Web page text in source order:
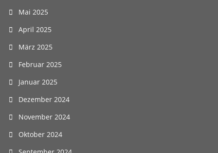
Mai 2025
April 2025
März 2025
Februar 2025
Januar 2025
Dezember 2024
November 2024
Oktober 2024